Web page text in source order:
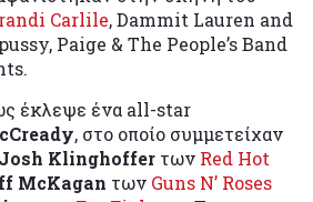
Carlile, Dammit Lauren and
Paige & The People’s Band
έκλεψε ένα all-star
, στο οποίο συμμετείχαν
Josh Klinghoffer των Red Hot
McKagan των Guns N’ Roses